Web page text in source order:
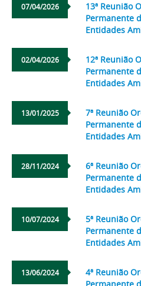
07/04/2026
13ª Reunião
Permanente
Entidades
02/04/2026
12ª Reunião
Permanente
Entidades
13/01/2025
7ª Reunião
Permanente
Entidades
28/11/2024
6ª Reunião
Permanente
Entidades
10/07/2024
5ª Reunião
Permanente
Entidades
13/06/2024
4ª Reunião